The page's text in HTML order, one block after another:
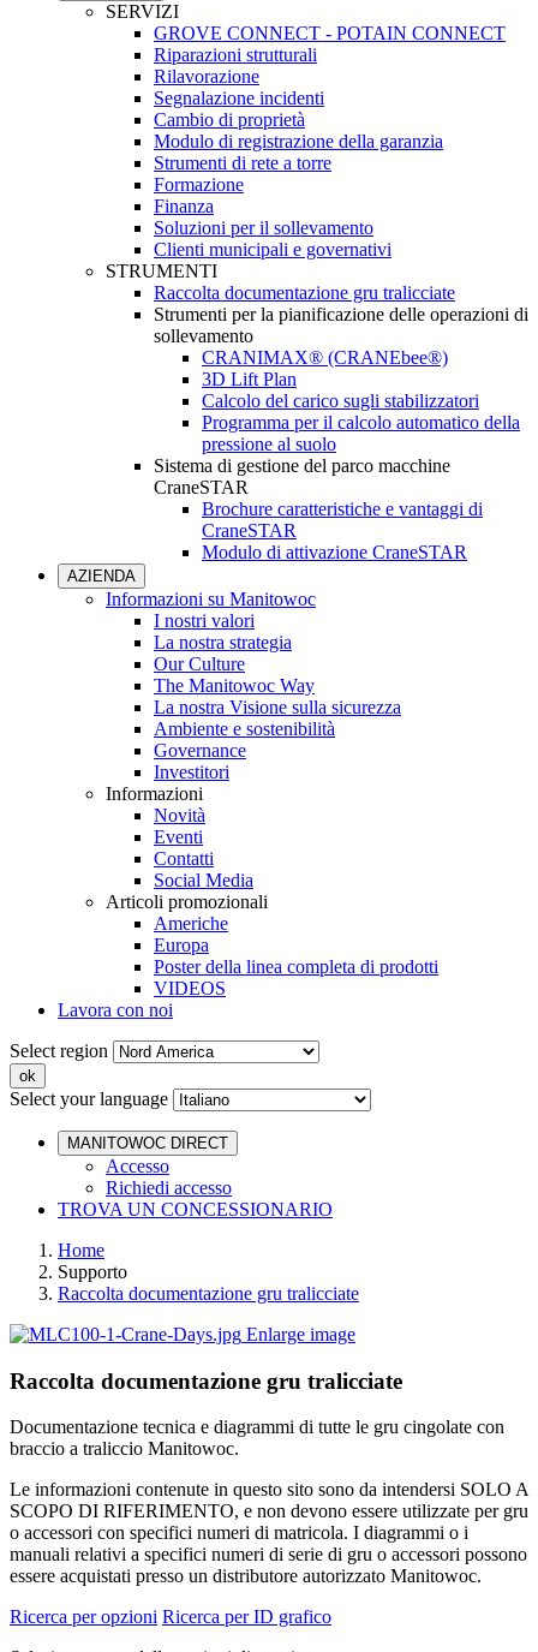
SERVIZI
GROVE CONNECT - POTAIN CONNECT
Riparazioni strutturali
Rilavorazione
Segnalazione incidenti
Cambio di proprietà
Modulo di registrazione della garanzia
Strumenti di rete a torre
Formazione
Finanza
Soluzioni per il sollevamento
Clienti municipali e governativi
STRUMENTI
Raccolta documentazione gru tralicciate
Strumenti per la pianificazione delle operazioni di
sollevamento
CRANIMAX® (CRANEbee®)
3D Lift Plan
Calcolo del carico sugli stabilizzatori
Programma per il calcolo automatico della
pressione al suolo
Sistema di gestione del parco macchine
CraneSTAR
Brochure caratteristiche e vantaggi di
CraneSTAR
Modulo di attivazione CraneSTAR
AZIENDA
Informazioni su Manitowoc
I nostri valori
La nostra strategia
Our Culture
The Manitowoc Way
La nostra Visione sulla sicurezza
Ambiente e sostenibilità
Governance
Investitori
Informazioni
Novità
Eventi
Contatti
Social Media
Articoli promozionali
Americhe
Europa
Poster della linea completa di prodotti
VIDEOS
Lavora con noi
Select region
Select your language
MANITOWOC DIRECT
Accesso
Richiedi accesso
TROVA UN CONCESSIONARIO
Home
Supporto
Raccolta documentazione gru tralicciate
Enlarge image
Raccolta documentazione gru tralicciate
Documentazione tecnica e diagrammi di tutte le gru cingolate con
braccio a traliccio Manitowoc.
Le informazioni contenute in questo sito sono da intendersi SOLO A
SCOPO DI RIFERIMENTO, e non devono essere utilizzate per gru
o accessori con specifici numeri di matricola. I diagrammi o i
manuali relativi a specifici numeri di serie di gru o accessori possono
essere acquistati presso un distributore autorizzato Manitowoc.
Ricerca per opzioni Ricerca per ID grafico